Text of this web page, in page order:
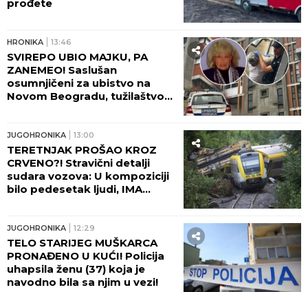
Došao da fotografiše venčanje, a onda je
ugledao mladu i doživeo ŠOK ŽIVOTA - odmah
odbio da slika! Kada je saznao KO JE ONA, nastao
je opšti HAOS
MITROVIĆI U PUNOM SASTAVU:Milica
pokazala kakav odnos ima sa
Željkovom UNUKOM EMOM - mnogi
ovo nisu očekivali! (FOTO)
by Aklamator
HRONIKA
HRONIKA 18:52
OSVEŽI I NIJE ISPLIVAO!
Drama na Dunavu kod Bele
stene!
HRONIKA 18:05